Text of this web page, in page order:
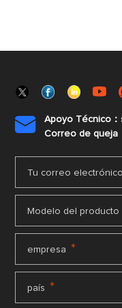

Apoyo Técnico
Correo de queja
Tu correo electrónico
Modelo del producto
empresa *
país *